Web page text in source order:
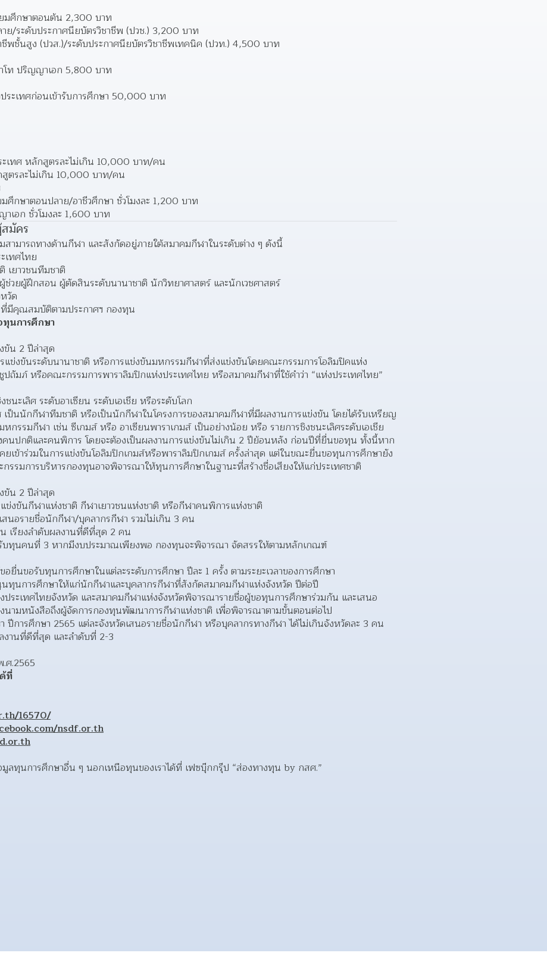
มศึกษาตอนต้น 2,300 บาท
ย/ระดับประกาศนียบัตรวิชาชีพ (ปวช.) 3,200 บาท
ชีพชั้นสูง (ปวส.)/ระดับประกาศนียบัตรวิชาชีพเทคนิค (ปวท.) 4,500 บาท
ท ปริญญาเอก 5,800 บาท
ระเทศก่อนเข้ารับการศึกษา 50,000 บาท
ะเทศ หลักสูตรละไม่เกิน 10,000 บาท/คน
ตรละไม่เกิน 10,000 บาท/คน
ศึกษาตอนปลาย/อาชีวศึกษา ชั่วโมงละ 1,200 บาท
อก ชั่วโมงละ 1,600 บาท
มัคร
ามารถทางด้านกีฬา และสังกัดอยู่ภายใต้สมาคมกีฬาในระดับต่าง ๆ ดังนี้
เทศไทย
เยาวชนทีมชาติ
วยผู้ฝึกสอน ผู้ตัดสินระดับนานาชาติ นักวิทยาศาสตร์ และนักเวชศาสตร์
วัด
มีคุณสมบัติตามประกาศฯ กองทุน
นการศึกษา
ขัน 2 ปีล่าสุด
แข่งขันระดับนานาชาติ หรือการแข่งขันมหกรรมกีฬาที่ส่งแข่งขันโดยคณะกรรมการโอลิมปิคแห่ง
ปถัมภ์ หรือคณะกรรมการพาราลิมปิกแห่งประเทศไทย หรือสมาคมกีฬาที่ใช้คำว่า “แห่งประเทศไทย”
ชนะเลิศ ระดับอาเซียน ระดับเอเชีย หรือระดับโลก
ป็นนักกีฬาทีมชาติ หรือเป็นนักกีฬาในโครงการของสมาคมกีฬาที่มีผลงานการแข่งขัน โดยได้รับเหรียญ
หกรรมกีฬา เช่น ซีเกมส์ หรือ อาเซียนพาราเกมส์ เป็นอย่างน้อย หรือ รายการชิงชนะเลิศระดับเอเชีย
คนปกติและคนพิการ โดยจะต้องเป็นผลงานการแข่งขันไม่เกิน 2 ปีย้อนหลัง ก่อนปีที่ยื่นขอทุน ทั้งนี้หาก
เข้าร่วมในการแข่งขันโอลิมปิกเกมส์หรือพาราลิมปิกเกมส์ ครั้งล่าสุด แต่ในขณะยื่นขอทุนการศึกษายัง
รรมการบริหารกองทุนอาจพิจารณาให้ทุนการศึกษาในฐานะที่สร้างชื่อเสียงให้แก่ประเทศชาติ
ขัน 2 ปีล่าสุด
ข่งขันกีฬาแห่งชาติ กีฬาเยาวชนแห่งชาติ หรือกีฬาคนพิการแห่งชาติ
นอรายชื่อนักกีฬา/บุคลากรกีฬา รวมไม่เกิน 3 คน
เรียงลำดับผลงานที่ดีที่สุด 2 คน
บทุนคนที่ 3 หากมีงบประมาณเพียงพอ กองทุนจะพิจารณา จัดสรรให้ตามหลักเกณฑ์
ยื่นขอรับทุนการศึกษาในแต่ละระดับการศึกษา ปีละ 1 ครั้ง ตามระยะเวลาของการศึกษา
นการศึกษาให้แก่นักกีฬาและบุคลากรกีฬาที่สังกัดสมาคมกีฬาแห่งจังหวัด ปีต่อปี
ระเทศไทยจังหวัด และสมาคมกีฬาแห่งจังหวัดพิจารณารายชื่อผู้ขอทุนการศึกษาร่วมกัน และเสนอ
นามหนังสือถึงผู้จัดการกองทุนพัฒนาการกีฬาแห่งชาติ เพื่อพิจารณาตามขั้นตอนต่อไป
ปีการศึกษา 2565 แต่ละจังหวัดเสนอรายชื่อนักกีฬา หรือบุคลากรทางกีฬา ได้ไม่เกินจังหวัดละ 3 คน
งานที่ดีที่สุด และลำดับที่ 2-3
ศ.2565
ที่
16570/
nsdf.or.th
ทุนการศึกษาอื่น ๆ นอกเหนือทุนของเราได้ที่ เฟซบุ๊กกรุ๊ป “ส่องทางทุน by กสศ.”